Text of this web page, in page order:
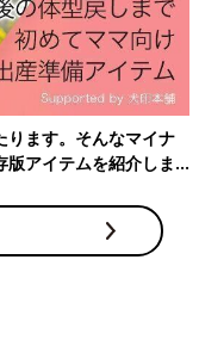
ります。そんなマイナ
アイテムを紹介しま